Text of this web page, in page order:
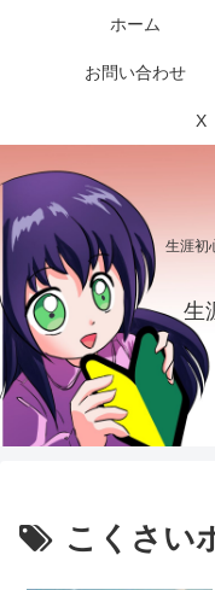
生涯初
生
ホーム
お問い合わせ
X
こくさい